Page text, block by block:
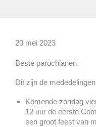
20 mei 2023
Beste parochianen,
Dit zijn de
Komende zondag
12 uur de eerste
een groot feest van